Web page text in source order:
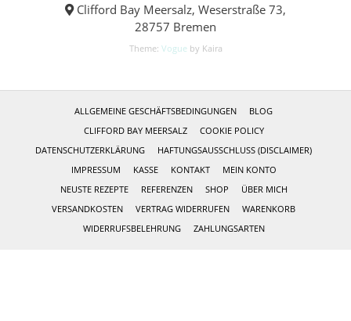
Clifford Bay Meersalz, Weserstraße 73,
28757 Bremen
Theme: Vogue by Kaira
ALLGEMEINE GESCHÄFTSBEDINGUNGEN
BLOG
CLIFFORD BAY MEERSALZ
COOKIE POLICY
DATENSCHUTZERKLÄRUNG
HAFTUNGSAUSSCHLUSS (DISCLAIMER)
IMPRESSUM
KASSE KONTAKT
MEIN KONTO
NEUSTE REZEPTE
REFERENZEN SHOP
ÜBER MICH
VERSANDKOSTEN
VERTRAG WIDERRUFEN
WARENKORB
WIDERRUFSBELEHRUNG
ZAHLUNGSARTEN